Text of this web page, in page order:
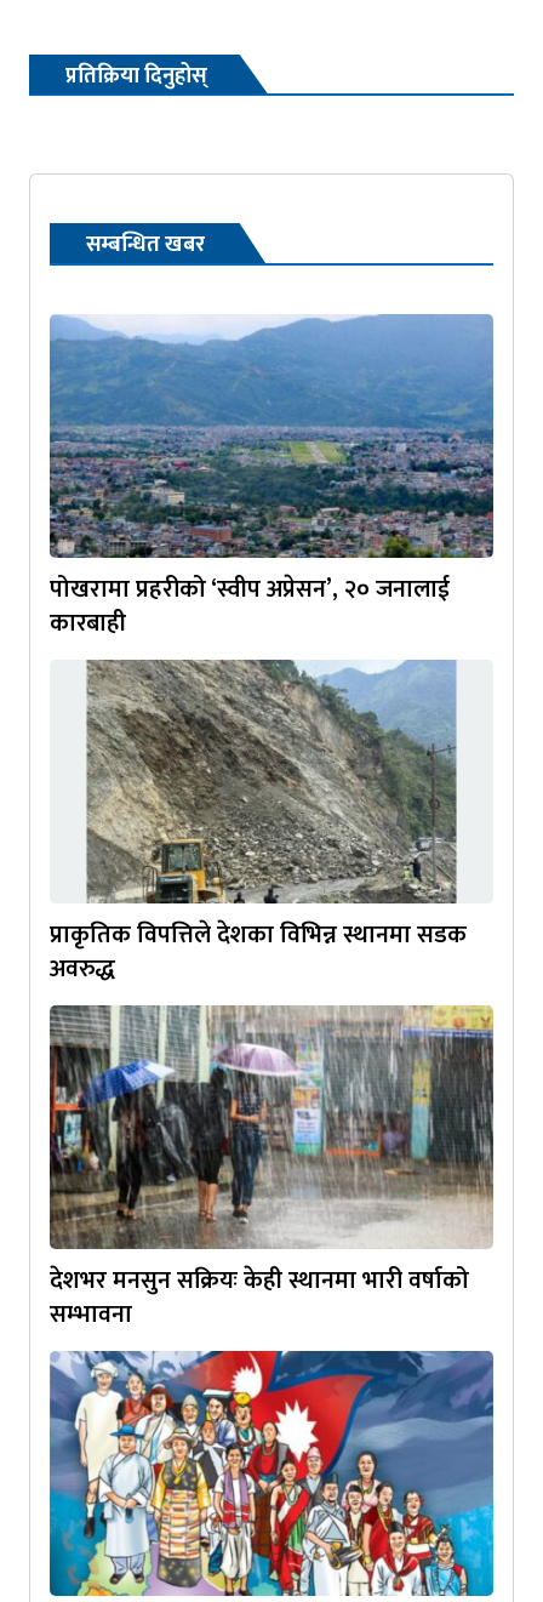
प्रतिक्रिया दिनुहोस्
सम्बन्धित खबर
पोखरामा प्रहरीको ‘स्वीप अप्रेसन’, २० जनालाई
कारबाही
प्राकृतिक विपत्तिले देशका विभिन्न स्थानमा सडक
अवरुद्ध
देशभर मनसुन सक्रियः केही स्थानमा भारी वर्षाको
सम्भावना